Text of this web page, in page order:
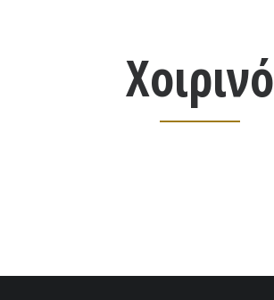
Χoιρινό